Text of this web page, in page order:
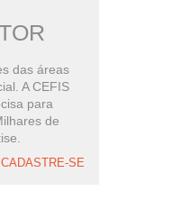
das áreas
A CEFIS
para
de
CADASTRE-SE